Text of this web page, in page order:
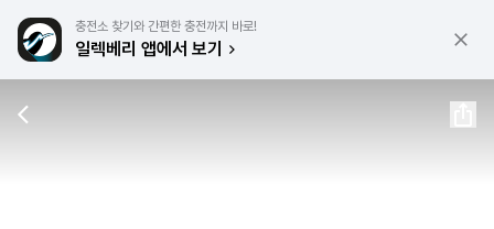
충전소 찾기와 간편한 충전까지 바로!
일렉베리 앱에서 보기